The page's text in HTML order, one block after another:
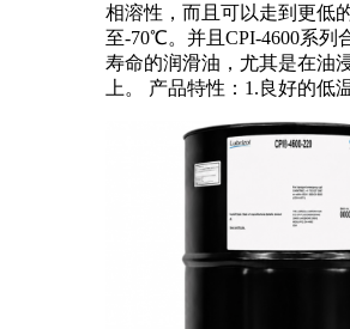
相溶性，而且可以走到更低
至-70℃。并且CPI-4600系列
寿命的润滑油，尤其是在油
上。 产品特性：1.良好的低